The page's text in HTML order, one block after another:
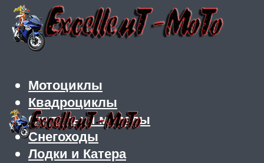
Мотоциклы
Квадроциклы
Скутеры и мопеды
Снегоходы
Лодки и Катера